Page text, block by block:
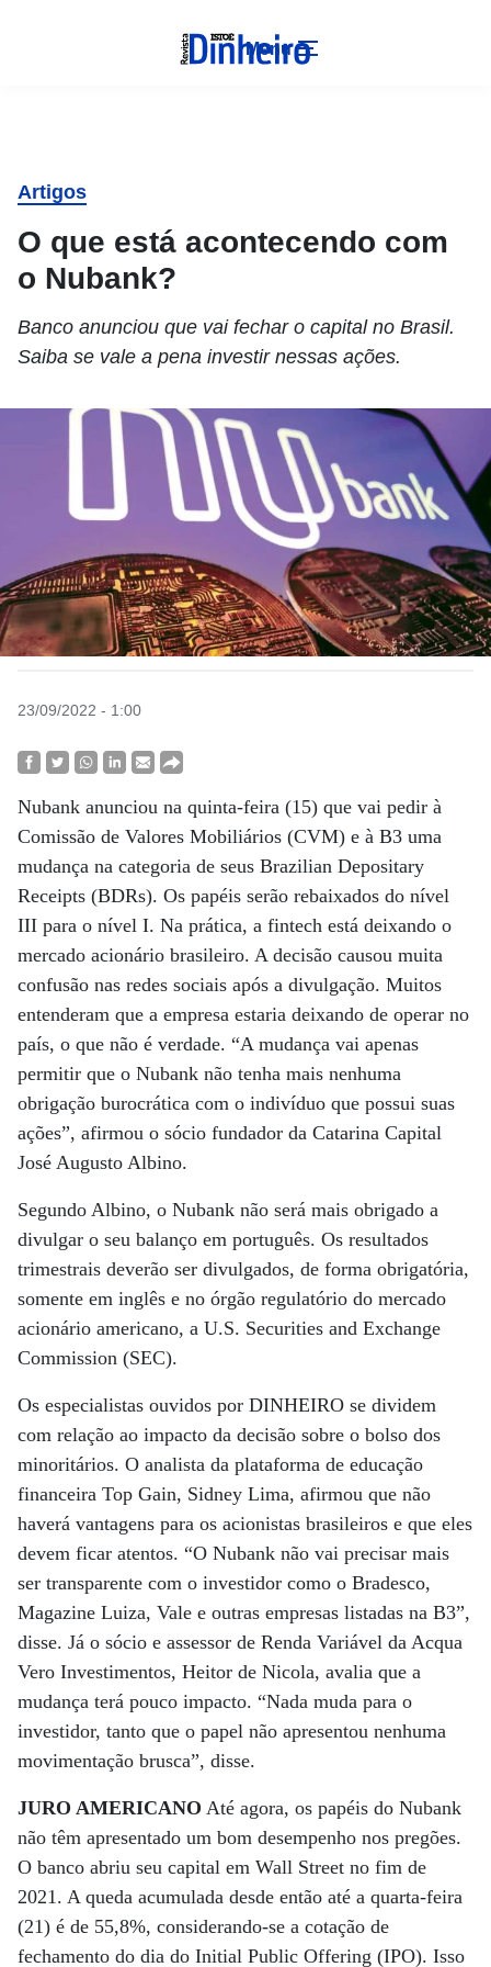
Menu
Artigos
O que está acontecendo com
o Nubank?
Banco anunciou que vai fechar o capital no Brasil.
Saiba se vale a pena investir nessas ações.
23/09/2022 - 1:00
Nubank anunciou na quinta-feira (15) que vai pedir à
Comissão de Valores Mobiliários (CVM) e à B3 uma
mudança na categoria de seus Brazilian Depositary
Receipts (BDRs). Os papéis serão rebaixados do nível
III para o nível I. Na prática, a fintech está deixando o
mercado acionário brasileiro. A decisão causou muita
confusão nas redes sociais após a divulgação. Muitos
entenderam que a empresa estaria deixando de operar no
país, o que não é verdade. “A mudança vai apenas
permitir que o Nubank não tenha mais nenhuma
obrigação burocrática com o indivíduo que possui suas
ações”, afirmou o sócio fundador da Catarina Capital
José Augusto Albino.
Segundo Albino, o Nubank não será mais obrigado a
divulgar o seu balanço em português. Os resultados
trimestrais deverão ser divulgados, de forma obrigatória,
somente em inglês e no órgão regulatório do mercado
acionário americano, a U.S. Securities and Exchange
Commission (SEC).
Os especialistas ouvidos por DINHEIRO se dividem
com relação ao impacto da decisão sobre o bolso dos
minoritários. O analista da plataforma de educação
financeira Top Gain, Sidney Lima, afirmou que não
haverá vantagens para os acionistas brasileiros e que eles
devem ficar atentos. “O Nubank não vai precisar mais
ser transparente com o investidor como o Bradesco,
Magazine Luiza, Vale e outras empresas listadas na B3”,
disse. Já o sócio e assessor de Renda Variável da Acqua
Vero Investimentos, Heitor de Nicola, avalia que a
mudança terá pouco impacto. “Nada muda para o
investidor, tanto que o papel não apresentou nenhuma
movimentação brusca”, disse.
JURO AMERICANO Até agora, os papéis do Nubank
não têm apresentado um bom desempenho nos pregões.
O banco abriu seu capital em Wall Street no fim de
2021. A queda acumulada desde então até a quarta-feira
(21) é de 55,8%, considerando-se a cotação de
fechamento do dia do Initial Public Offering (IPO). Isso